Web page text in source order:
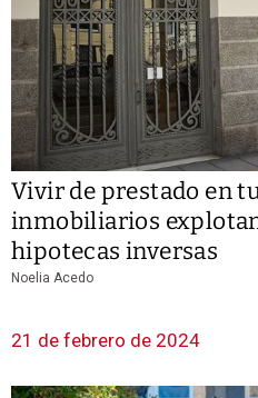
Vivir de prestado en
inmobiliarios
hipotecas inversas
Noelia Acedo
21 de febrero de 2024